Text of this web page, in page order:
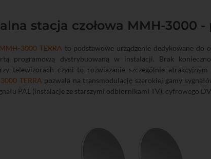
stacja czołowa MMH-3000 -
MMH-3000 TERRA to podstawowe urządzenie dedykowane
programową dystrybuowaną w instalacji. Brak
telewizorach czyni to rozwiązanie szczególnie
TERRA pozwala na transmodulację szerokiej gamy
PAL (instalacje ze starszymi odbiornikami TV), cyfrowego